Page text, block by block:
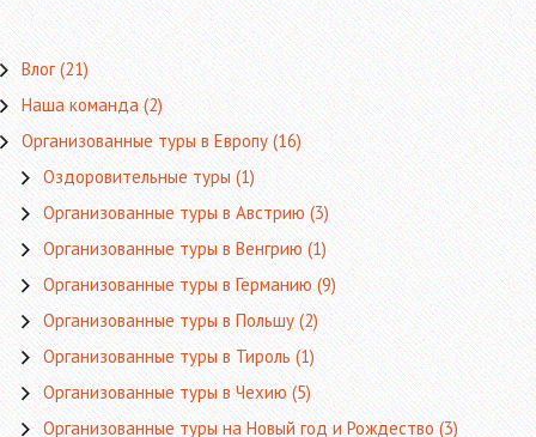
Влог(21)
Наша команда(2)
Организованные туры в Европу(16)
Оздоровительные туры(1)
Организованные туры в Австрию(3)
Организованные туры в Венгрию (1)
Организованные туры в Германию(9)
Организованные туры в Польшу(2)
Организованные туры в Тироль(1)
Организованные туры в Чехию(5)
Организованные туры на Новый год и Рождество(3)